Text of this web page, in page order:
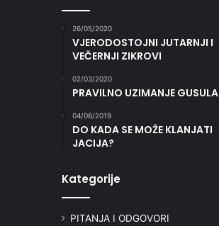
26/05/2020
VJERODOSTOJNI JUTARNJI I
VEČERNJI ZIKROVI
02/03/2020
PRAVILNO UZIMANJE GUSULA
04/06/2019
DO KADA SE MOŽE KLANJATI
JACIJA?
Kategorije
PITANJA I ODGOVORI